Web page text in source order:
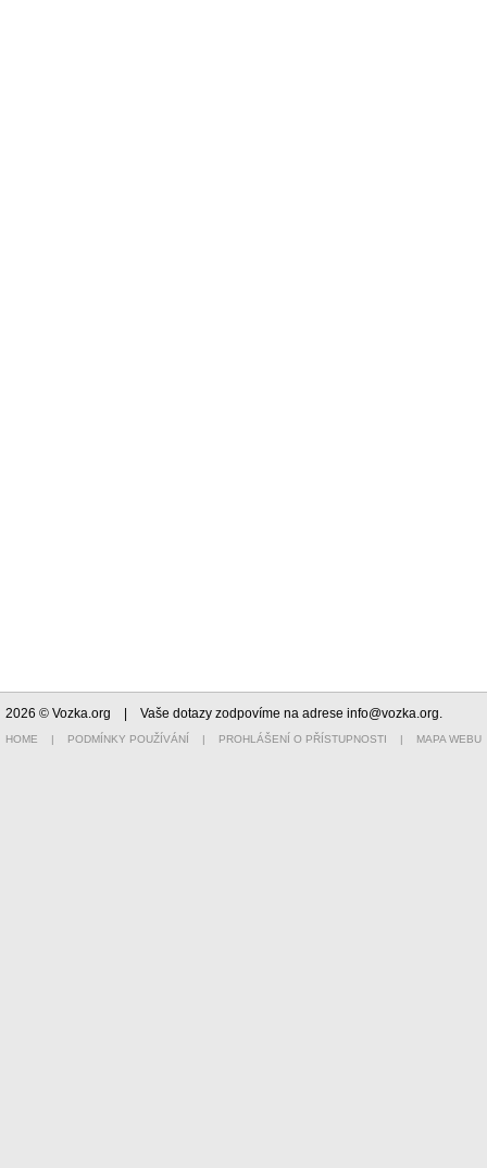
2026 © Vozka.org | Vaše dotazy zodpovíme na adrese info@vozka.org.
HOME | PODMÍNKY POUŽÍVÁNÍ | PROHLÁŠENÍ O PŘÍSTUPNOSTI | MAPA WEBU